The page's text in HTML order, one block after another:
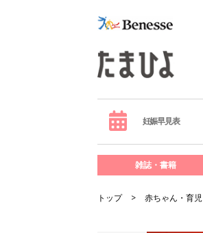
妊娠早見表
雑誌・書籍
トップ 赤ちゃん・育児